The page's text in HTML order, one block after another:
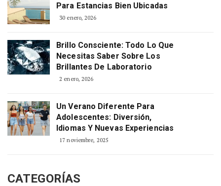
Para Estancias Bien Ubicadas
30 enero, 2026
Brillo Consciente: Todo Lo Que
Necesitas Saber Sobre Los
Brillantes De Laboratorio
2 enero, 2026
Un Verano Diferente Para
Adolescentes: Diversión,
Idiomas Y Nuevas Experiencias
17 noviembre, 2025
CATEGORÍAS